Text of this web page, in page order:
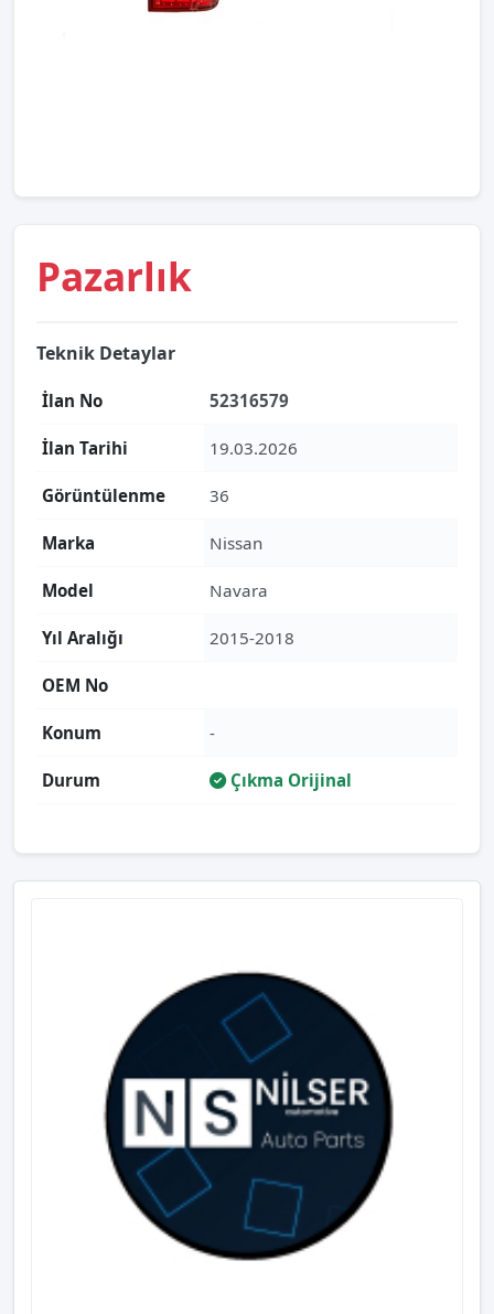
Pazarlık
Teknik Detaylar
İlan No 52316579
İlan Tarihi 19.03.2026
Görüntülenme 36
Marka Nissan
Model Navara
Yıl Aralığı 2015-2018
OEM No
Konum -
Durum Çıkma Orijinal